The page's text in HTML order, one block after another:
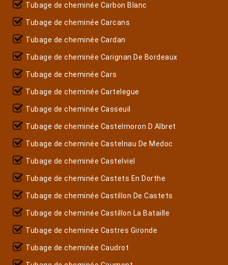
Tubage de cheminée Carbon Blanc
Tubage de cheminée Carcans
Tubage de cheminée Cardan
Tubage de cheminée Carignan De Bordeaux
Tubage de cheminée Cars
Tubage de cheminée Cartelegue
Tubage de cheminée Casseuil
Tubage de cheminée Castelmoron D Albret
Tubage de cheminée Castelnau De Medoc
Tubage de cheminée Castelviel
Tubage de cheminée Castets En Dorthe
Tubage de cheminée Castillon De Castets
Tubage de cheminée Castillon La Bataille
Tubage de cheminée Castres Gironde
Tubage de cheminée Caudrot